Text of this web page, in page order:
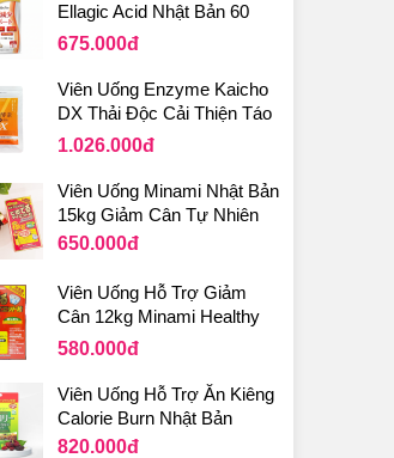
Ellagic Acid Nhật Bản 60
Viên
675.000đ
Viên Uống Enzyme Kaicho
DX Thải Độc Cải Thiện Táo
Bón Nhật Bản
1.026.000đ
Viên Uống Minami Nhật Bản
15kg Giảm Cân Tự Nhiên
650.000đ
Viên Uống Hỗ Trợ Giảm
Cân 12kg Minami Healthy
Nhật Bản
580.000đ
Viên Uống Hỗ Trợ Ăn Kiêng
Calorie Burn Nhật Bản
820.000đ